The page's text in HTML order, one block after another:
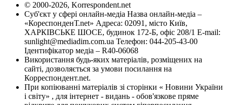
© 2000-2026, Korrespondent.net
Суб'єкт у сфері онлайн-медіа Назва онлайн-медіа –
«КореспонденТ.net» Адреса: 02091, місто Київ,
ХАРКІВСЬКЕ ШОСЕ, будинок 172-Б, офіс 208/1 E-mail:
sunlight@mediadim.com.ua Телефон: 044-205-43-00
Ідентифікатор медіа – R40-06068
Використання будь-яких матеріалів, розміщених на
сайті, дозволяється за умови посилання на
Корреспондент.net.
При копіюванні матеріалів зі сторінки « Новини України
і світу» , для інтернет - видань - обов'язкове пряме